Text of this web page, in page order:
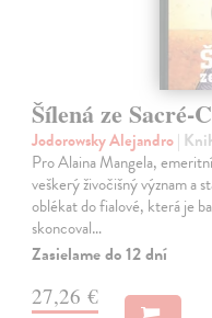
Šílená ze Sacré-
Jodorowsky Alejandro|
Pro Alaina Mangela,
veškerý živočišný význam a
oblékat do fialové, která je
skoncoval…
Zasielame do 12 dní
27,26 €